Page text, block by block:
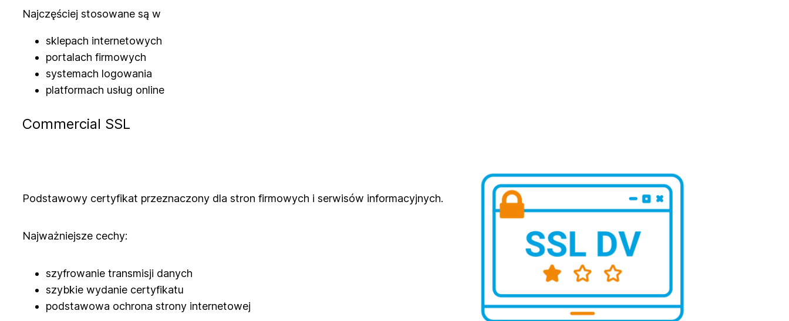
Najczęściej stosowane są w
sklepach internetowych
portalach firmowych
systemach logowania
platformach usług online
Commercial SSL
Podstawowy certyfikat przeznaczony dla stron firmowych i serwisów informacyjnych.
Najważniejsze cechy:
szyfrowanie transmisji danych
szybkie wydanie certyfikatu
podstawowa ochrona strony internetowej